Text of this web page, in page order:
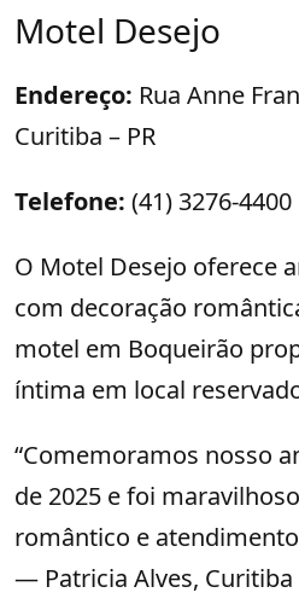
Motel Desejo
Endereço: Rua Anne
Curitiba – PR
Telefone: (41) 3276-4400
O Motel Desejo oferece
com decoração
motel em Boqueirão
íntima em local
“Comemoramos nosso
de 2025 e foi
romântico e
— Patricia Alves, Curitiba